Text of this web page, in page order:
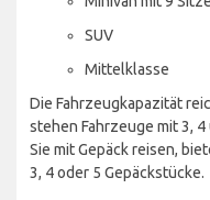
SUV
Mittelklasse
Die Fahrzeugkapazität
stehen Fahrzeuge mit 3,
Sie mit Gepäck reisen,
3, 4 oder 5 Gepäckstücke.